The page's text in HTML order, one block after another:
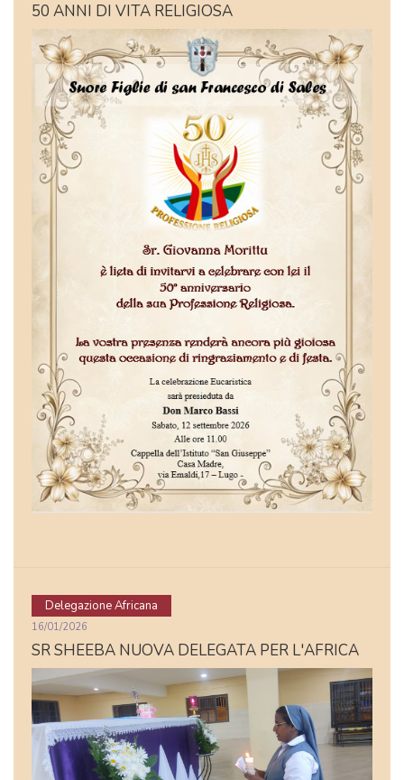
50 ANNI DI VITA RELIGIOSA
Delegazione Africana
16/01/2026
SR SHEEBA NUOVA DELEGATA PER L'AFRICA